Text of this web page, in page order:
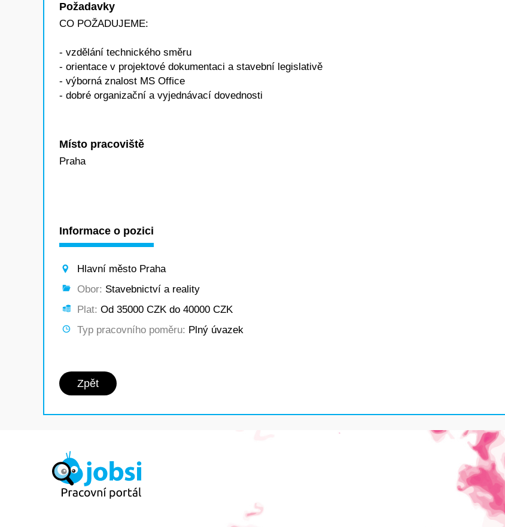
Požadavky
CO POŽADUJEME:
- vzdělání technického směru
- orientace v projektové dokumentaci a stavební legislativě
- výborná znalost MS Office
- dobré organizační a vyjednávací dovednosti
Místo pracoviště
Praha
Informace o pozici
Hlavní město Praha
Obor: Stavebnictví a reality
Plat: Od 35000 CZK do 40000 CZK
Typ pracovního poměru: Plný úvazek
Zpět